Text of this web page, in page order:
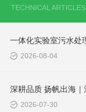
TECHNICAL ARTICLES
2026-08-04
2026-07-30